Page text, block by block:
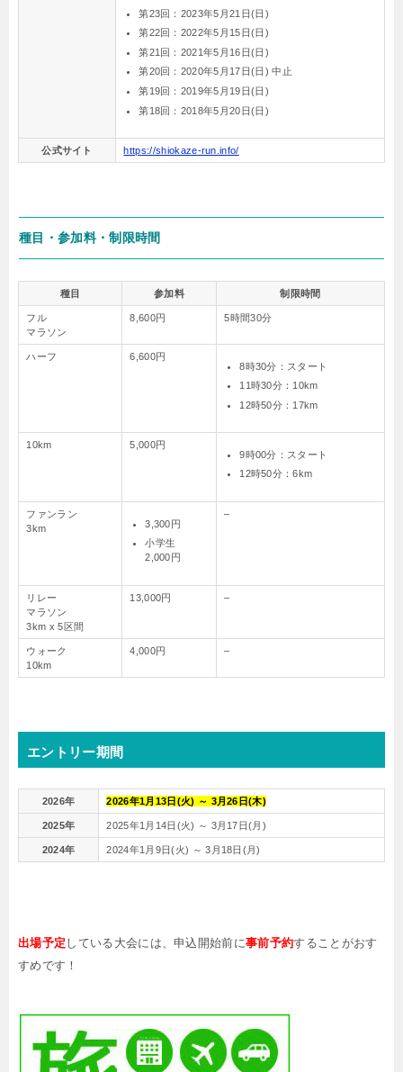
第23回：2023年5月21日(日)
第22回：2022年5月15日(日)
第21回：2021年5月16日(日)
第20回：2020年5月17日(日) 中止
第19回：2019年5月19日(日)
第18回：2018年5月20日(日)
公式サイト https://shiokaze-run.info/
種目・参加料・制限時間
種目 参加料 制限時間
フル
マラソン
8,600円 5時間30分
ハーフ
6,600円
8時30分：スタート
11時30分：10km
12時50分：17km
10km
5,000円
9時00分：スタート
12時50分：6km
ファンラン
3km
3,300円
小学生
2,000円
–
リレー
マラソン
3km x 5区間
13,000円 –
ウォーク
10km
4,000円 –
エントリー期間
2026年 2026年1月13日(火) ～ 3月26日(木)
2025年 2025年1月14日(火) ～ 3月17日(月)
2024年 2024年1月9日(火) ～ 3月18日(月)
出場予定 している大会には、申込開始前に事前予約することがおす
すめです！